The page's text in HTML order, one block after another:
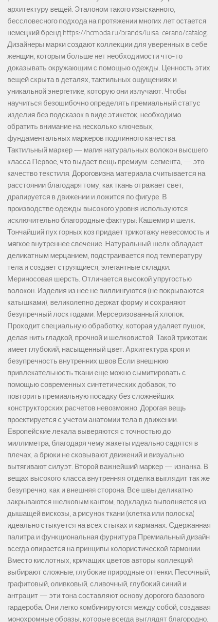
архитектуру вещей. Эталоном такого изысканного,
бессловесного подхода на протяжении многих лет остается
немецкий бренд https://hcmoda.ru/brands/luisa-cerano/catalog.
Дизайнеры марки создают коллекции для уверенных в себе
женщин, которым больше нет необходимости что-то
доказывать окружающим с помощью одежды. Ценность этих
вещей скрыта в деталях, тактильных ощущениях и
уникальной энергетике, которую они излучают. Чтобы
научиться безошибочно определять премиальный статус
изделия без подсказок в виде этикеток, необходимо
обратить внимание на несколько ключевых,
фундаментальных маркеров подлинного качества.
Тактильный маркер — магия натуральных волокон высшего
класса Первое, что выдает вещь премиум-сегмента, — это
качество текстиля. Дороговизна материала считывается на
расстоянии благодаря тому, как ткань отражает свет,
драпируется в движении и ложится по фигуре. В
производстве одежды высокого уровня используются
исключительно благородные фактуры: Кашемир и шелк.
Тончайший пух горных коз придает трикотажу невесомость и
мягкое внутреннее свечение. Натуральный шелк обладает
деликатным мерцанием, подстраивается под температуру
тела и создает струящиеся, элегантные складки.
Мериносовая шерсть. Отличается высокой упругостью
волокон. Изделия из нее не пиллингуются (не покрываются
катышками), великолепно держат форму и сохраняют
безупречный лоск годами. Мерсеризованный хлопок.
Проходит специальную обработку, которая удаляет пушок,
делая нить гладкой, прочной и шелковистой. Такой трикотаж
имеет глубокий, насыщенный цвет. Архитектура кроя и
безупречность внутренних швов Если внешнюю
привлекательность ткани еще можно сымитировать с
помощью современных синтетических добавок, то
повторить премиальную посадку без сложнейших
конструкторских расчетов невозможно. Дорогая вещь
проектируется с учетом анатомии тела в движении.
Европейские лекала выверяются с точностью до
миллиметра, благодаря чему жакеты идеально садятся в
плечах, а брюки не сковывают движений и визуально
вытягивают силуэт. Второй важнейший маркер — изнанка. В
вещах высокого класса внутренняя отделка выглядит так же
безупречно, как и внешняя сторона. Все швы деликатно
закрываются шелковым кантом, подкладка выполняется из
дышащей вискозы, а рисунок ткани (клетка или полоска)
идеально стыкуется на всех стыках и карманах. Сдержанная
палитра и функциональная фурнитура Премиальный дизайн
всегда опирается на принципы колористической гармонии.
Вместо кислотных, кричащих цветов авторы коллекций
выбирают сложные, глубокие природные оттенки. Песочный,
графитовый, оливковый, сливочный, глубокий синий и
антрацит — эти тона составляют основу дорогого базового
гардероба. Они легко комбинируются между собой, создавая
монохромные образы, которые всегда выглядят благородно.